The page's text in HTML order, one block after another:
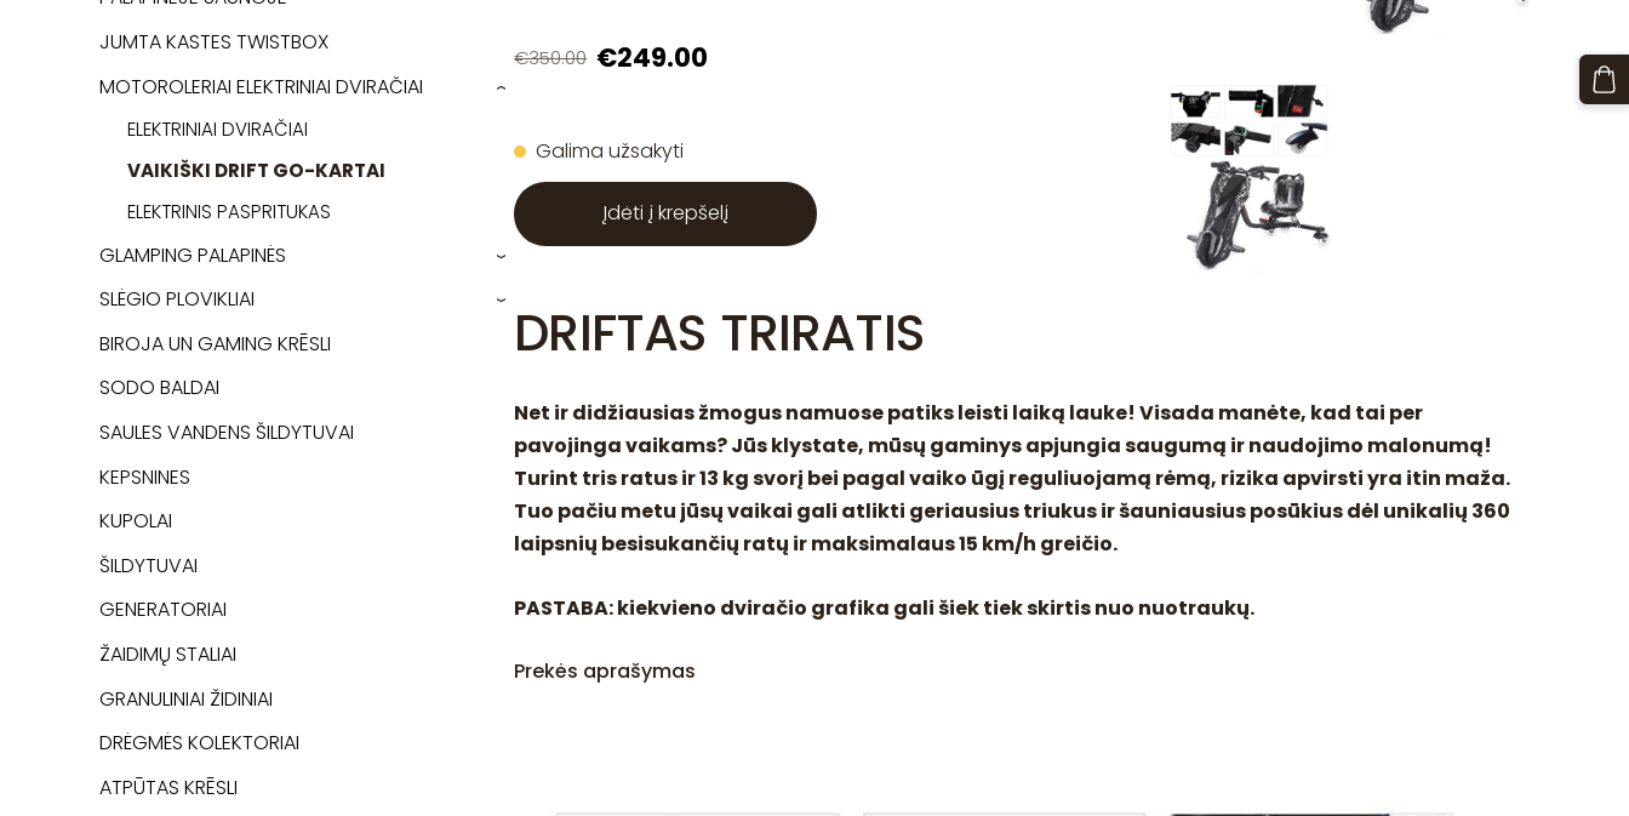
JUMTA KASTES TWISTBOX
MOTOROLERIAI ELEKTRINIAI DVIRAČIAI
ELEKTRINIAI DVIRAČIAI
VAIKIŠKI DRIFT GO-KARTAI
ELEKTRINIS PASPRITUKAS
›
GLAMPING PALAPINĖS ›
SLĖGIO PLOVIKLIAI ›
BIROJA UN GAMING KRĒSLI
SODO BALDAI
SAULES VANDENS ŠILDYTUVAI
KEPSNINES
KUPOLAI
ŠILDYTUVAI
GENERATORIAI
ŽAIDIMŲ STALIAI
GRANULINIAI ŽIDINIAI
DRĖGMĖS KOLEKTORIAI
ATPŪTAS KRĒSLI
€350.00 €249.00
Galima užsakyti
Įdėti į krepšelį
DRIFTAS TRIRATIS
Net ir didžiausias žmogus namuose patiks leisti laiką lauke! Visada manėte, kad tai per
pavojinga vaikams? Jūs klystate, mūsų gaminys apjungia saugumą ir naudojimo malonumą!
Turint tris ratus ir 13 kg svorį bei pagal vaiko ūgį reguliuojamą rėmą, rizika apvirsti yra itin maža.
Tuo pačiu metu jūsų vaikai gali atlikti geriausius triukus ir šauniausius posūkius dėl unikalių 360
laipsnių besisukančių ratų ir maksimalaus 15 km/h greičio.
PASTABA: kiekvieno dviračio grafika gali šiek tiek skirtis nuo nuotraukų.
Prekės aprašymas